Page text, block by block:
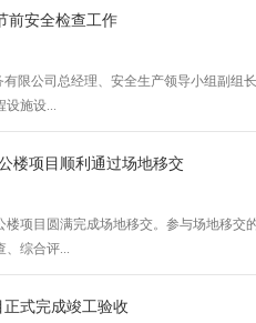
前安全检查工作
限公司总经理、安全生产领导小组副组
设施设...
楼项目顺利通过场地移交
项目圆满完成场地移交。参与场地移交
、综合评...
式完成竣工验收